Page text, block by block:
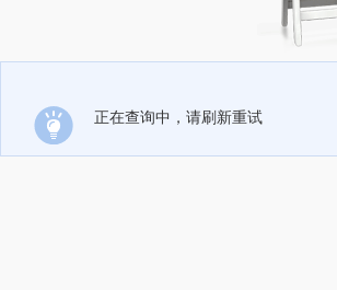
正在查询中，请刷新重试